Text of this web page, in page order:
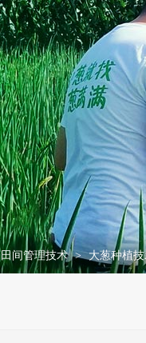
田间管理技术 > 大葱种植